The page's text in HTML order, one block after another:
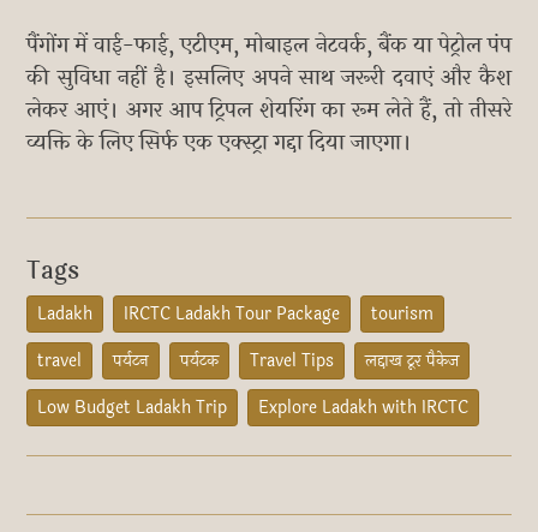
पैंगोंग में वाई-फाई, एटीएम, मोबाइल नेटवर्क, बैंक या पेट्रोल पंप
की सुविधा नहीं है। इसलिए अपने साथ जरूरी दवाएं और कैश
लेकर आएं। अगर आप ट्रिपल शेयरिंग का रूम लेते हैं, तो तीसरे
व्यक्ति के लिए सिर्फ एक एक्स्ट्रा गद्दा दिया जाएगा।
Tags
Ladakh IRCTC Ladakh Tour Package
tourism
travel
पर्यटन पर्यटक Travel Tips
लद्दाख टूर पैकेज
Low Budget Ladakh Trip
Explore Ladakh with IRCTC